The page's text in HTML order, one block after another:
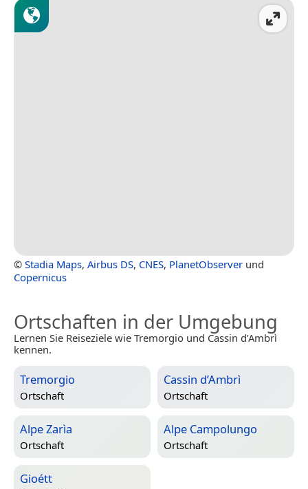
© Stadia Maps, Airbus DS, CNES, PlanetObserver und
Copernicus
Ortschaften in der Umgebung
Lernen Sie Reiseziele wie Tremorgio und Cassin d’Ambrì
kennen.
Tremorgio
Ortschaft
Cassin d’Ambrì
Ortschaft
Alpe Zarìa
Ortschaft
Alpe Campolungo
Ortschaft
Gioétt